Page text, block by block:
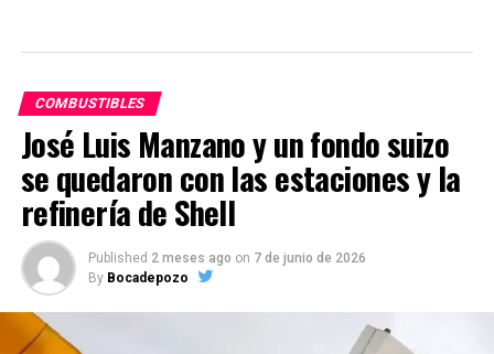
COMBUSTIBLES
José Luis Manzano y un fondo suizo
se quedaron con las estaciones y la
refinería de Shell
Published 2 meses ago on 7 de junio de 2026
By Bocadepozo